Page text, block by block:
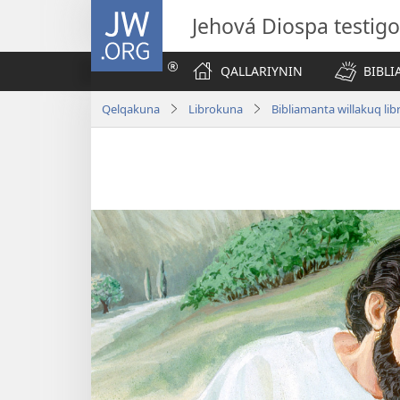
JW.ORG
Jehová Diospa
QALLARIYNIN
Qelqakuna Librokuna Bibliamanta willakuq